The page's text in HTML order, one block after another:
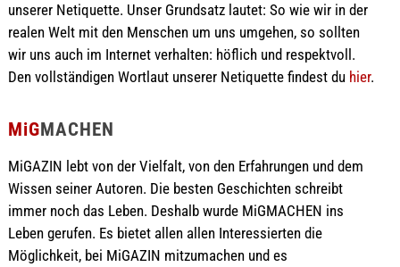
unserer Netiquette. Unser Grundsatz lautet: So wie wir in der
realen Welt mit den Menschen um uns umgehen, so sollten
wir uns auch im Internet verhalten: höflich und respektvoll.
Den vollständigen Wortlaut unserer Netiquette findest du hier.
MiGMACHEN
MiGAZIN lebt von der Vielfalt, von den Erfahrungen und dem
Wissen seiner Autoren. Die besten Geschichten schreibt
immer noch das Leben. Deshalb wurde MiGMACHEN ins
Leben gerufen. Es bietet allen allen Interessierten die
Möglichkeit, bei MiGAZIN mitzumachen und es